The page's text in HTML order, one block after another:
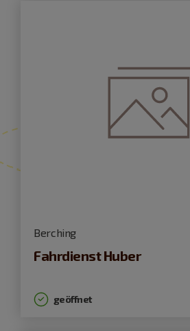
Berching
Fahrdienst Huber
geöffnet